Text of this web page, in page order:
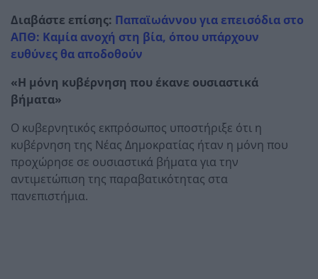
Διαβάστε επίσης: Παπαϊωάννου για επεισόδια στο
ΑΠΘ: Καμία ανοχή στη βία, όπου υπάρχουν
ευθύνες θα αποδοθούν
«Η μόνη κυβέρνηση που έκανε ουσιαστικά
βήματα»
Ο κυβερνητικός εκπρόσωπος υποστήριξε ότι η
κυβέρνηση της Νέας Δημοκρατίας ήταν η μόνη που
προχώρησε σε ουσιαστικά βήματα για την
αντιμετώπιση της παραβατικότητας στα
πανεπιστήμια.